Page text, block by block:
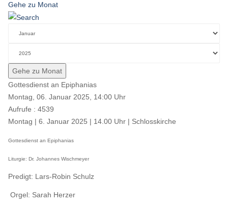
Gehe zu Monat
Gehe zu Monat
Gottesdienst an Epiphanias
Montag, 06. Januar 2025, 14:00 Uhr
Aufrufe : 4539
Montag | 6. Januar 2025 | 14.00 Uhr | Schlosskirche
Gottesdienst an Epiphanias
Liturgie: Dr. Johannes Wischmeyer
Predigt: Lars-Robin Schulz
Orgel: Sarah Herzer